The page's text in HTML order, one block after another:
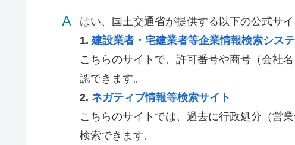
A
はい、国土交通省が提供する以下の公式サ
1.建設業者・宅建業者等企業情報検索シス
こちらのサイトで、許可番号や商号（会社
認できます。
2.ネガティブ情報等検索サイト
こちらのサイトでは、過去に行政処分（営
検索できます。